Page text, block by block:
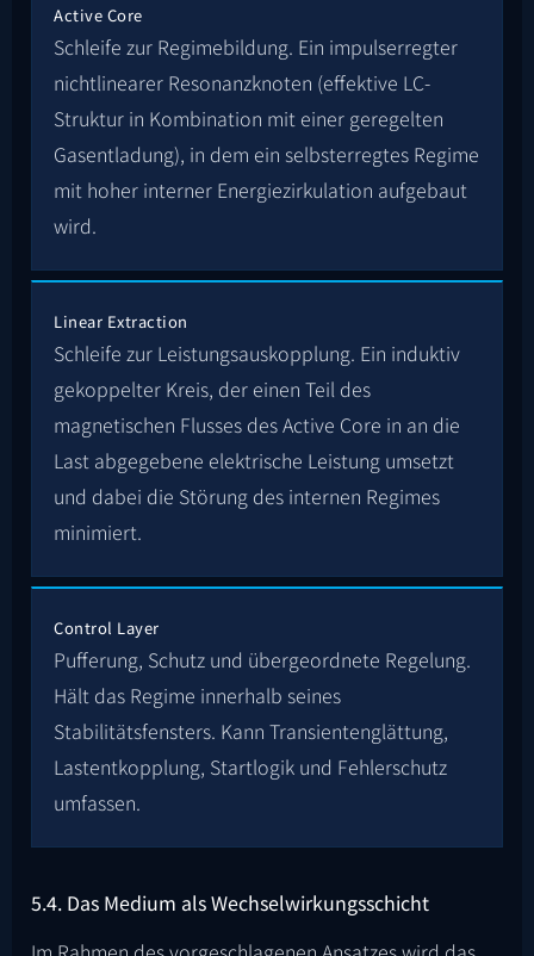
Active Core
Schleife zur Regimebildung. Ein impulserregter
nichtlinearer Resonanzknoten (effektive LC-
Struktur in Kombination mit einer geregelten
Gasentladung), in dem ein selbsterregtes Regime
mit hoher interner Energiezirkulation aufgebaut
wird.
Linear Extraction
Schleife zur Leistungsauskopplung. Ein induktiv
gekoppelter Kreis, der einen Teil des
magnetischen Flusses des Active Core in an die
Last abgegebene elektrische Leistung umsetzt
und dabei die Störung des internen Regimes
minimiert.
Control Layer
Pufferung, Schutz und übergeordnete Regelung.
Hält das Regime innerhalb seines
Stabilitätsfensters. Kann Transientenglättung,
Lastentkopplung, Startlogik und Fehlerschutz
umfassen.
5.4. Das Medium als Wechselwirkungsschicht